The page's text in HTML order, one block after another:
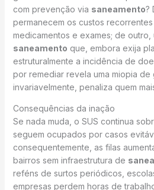
com prevenção via saneamento?
permanecem os custos
medicamentos e exames; de outro,
saneamento que, embora exija
estruturalmente a incidência de
por remediar revela uma miopia de
invariavelmente, penaliza quem
Consequências da inação
Se nada muda, o SUS continua
seguem ocupados por casos
consequentemente, as filas
bairros sem infraestrutura de
reféns de surtos periódicos,
empresas perdem horas de